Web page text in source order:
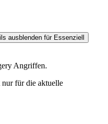
ausblenden für Essenziell
Angriffen.
für die aktuelle